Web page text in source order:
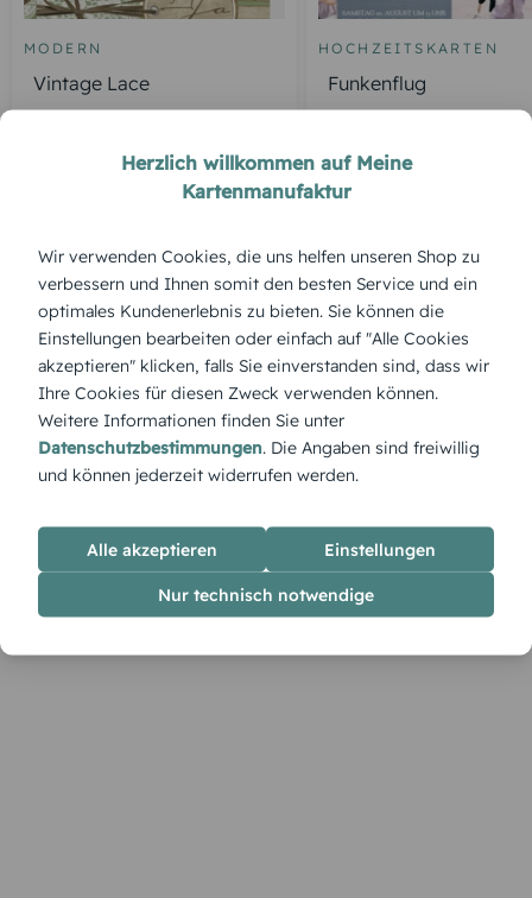
MODERN
Vintage Lace
HOCHZEITSKARTEN
Funkenflug
Produktbeschreibung
„Lila Hochzeit“ steht für eine tiefe, ruhige Liebe. Diese
Ballonflugkarte setzt auf Farbkraft und klare Formen – ein
echter Blickfang für alle, die Lila lieben.
Herzlich willkommen auf Meine
Kartenmanufaktur
Wir verwenden Cookies, die uns helfen unseren Shop zu
verbessern und Ihnen somit den besten Service und ein
optimales Kundenerlebnis zu bieten. Sie können die
Einstellungen bearbeiten oder einfach auf "Alle Cookies
akzeptieren" klicken, falls Sie einverstanden sind, dass wir
Ihre Cookies für diesen Zweck verwenden können.
Weitere Informationen finden Sie unter
Datenschutzbestimmungen. Die Angaben sind freiwillig
und können jederzeit widerrufen werden.
Alle akzeptieren Einstellungen
Nur technisch notwendige